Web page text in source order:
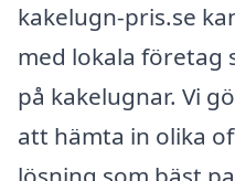
kakelugn-pris.se
med lokala företag
på kakelugnar. Vi
att hämta in olika